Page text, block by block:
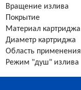
Вращение излива
Покрытие
Материал картриджа
Диаметр картриджа
Область применения
Режим "душ" излива